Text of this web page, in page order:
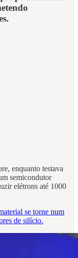
enquanto testava
semicondutor
elétrons até 1000
se torne num
de silício.